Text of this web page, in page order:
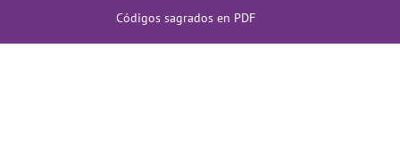
Códigos sagrados en PDF